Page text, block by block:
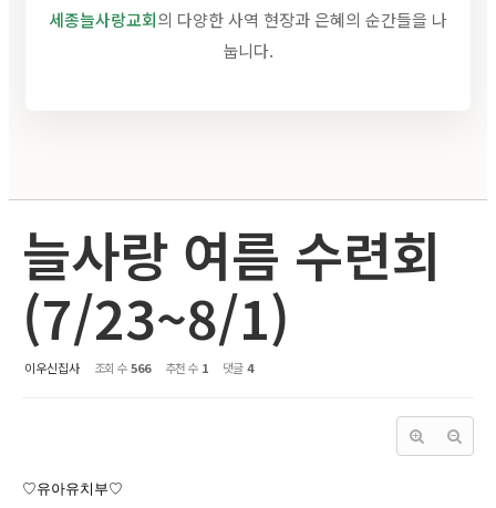
세종늘사랑교회의 다양한 사역 현장과 은혜의 순간들을 나
눕니다.
늘사랑 여름 수련회
(7/23~8/1)
이우신집사 조회 수566 추천 수 1 댓글4
♡유아유치부♡